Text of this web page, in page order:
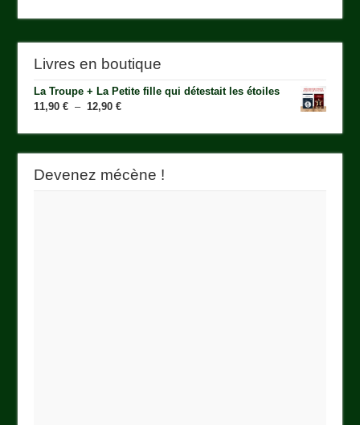
Livres en boutique
La Troupe + La Petite fille qui détestait les étoiles
11,90€ – 12,90€Plage
prix :
11,90 €
12,90 €
Devenez mécène !